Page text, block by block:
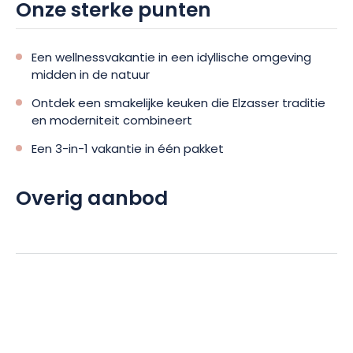
Onze sterke punten
Een wellnessvakantie in een idyllische omgeving
midden in de natuur
Ontdek een smakelijke keuken die Elzasser traditie
en moderniteit combineert
Een 3-in-1 vakantie in één pakket
Overig aanbod